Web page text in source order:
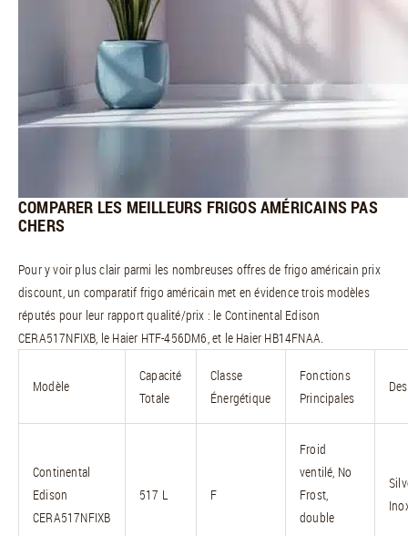
COMPARER LES MEILLEURS FRIGOS AMÉRICAINS PAS
CHERS
Pour y voir plus clair parmi les nombreuses offres de frigo américain prix
discount, un comparatif frigo américain met en évidence trois modèles
réputés pour leur rapport qualité/prix : le Continental Edison
CERA517NFIXB, le Haier HTF-456DM6, et le Haier HB14FNAA.
Modèle
Capacité
Totale
Classe
Énergétique
Fonctions
Principales
Continental
Edison
CERA517NFIXB
517 L F
Froid
ventilé, No
Frost,
double